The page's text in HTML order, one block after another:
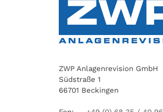
ZWP Anlagenrevision GmbH
Südstraße 1
66701 Beckingen